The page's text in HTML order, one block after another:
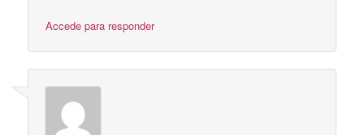
Accede para responder